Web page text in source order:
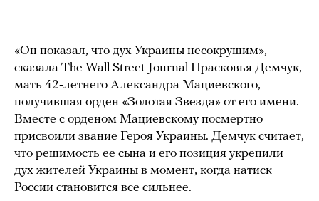
«Он показал, что дух Украины несокрушим», —
сказала The Wall Street Journal Прасковья Демчук,
мать 42-летнего Александра Мациевского,
получившая орден «Золотая Звезда» от его имени.
Вместе с орденом Мациевскому посмертно
присвоили звание Героя Украины. Демчук считает,
что решимость ее сына и его позиция укрепили
дух жителей Украины в момент, когда натиск
России становится все сильнее.